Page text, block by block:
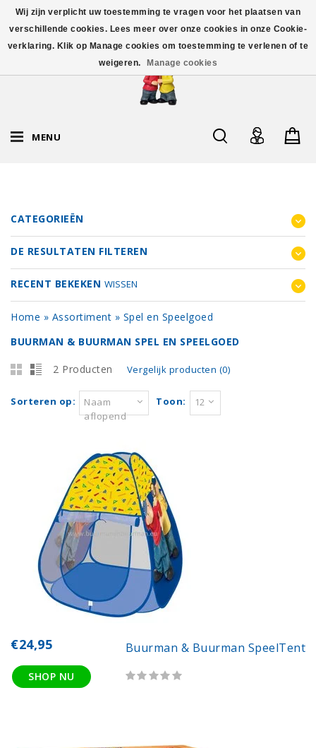
MENU
CATEGORIEËN
DE RESULTATEN FILTEREN
RECENT BEKEKEN WISSEN
Home » Assortiment » Spel en Speelgoed
BUURMAN & BUURMAN SPEL EN SPEELGOED
2 Producten Vergelijk producten (0)
Sorteren op:
Naam
aflopend
Toon: 12
Buurman & Buurman SpeelTent
€24,95
SHOP NU
Wij zijn verplicht uw toestemming te vragen voor het plaatsen van
verschillende cookies. Lees meer over onze cookies in onze Cookie-
verklaring. Klik op Manage cookies om toestemming te verlenen of te
weigeren.
Manage cookies